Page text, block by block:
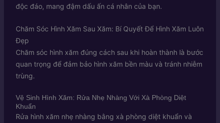
độc đáo, mang đậm dấu ấn cá nhân của bạn.
Chăm Sóc Hình Xăm Sau Xăm: Bí Quyết Để Hình Xăm Luôn
Đẹp
Chăm sóc hình xăm đúng cách sau khi hoàn thành là bước
quan trọng để đảm bảo hình xăm bền màu và tránh nhiễm
trùng.
Vệ Sinh Hình Xăm: Rửa Nhẹ Nhàng Với Xà Phòng Diệt
Khuẩn
Rửa hình xăm nhẹ nhàng bằng xà phòng diệt khuẩn và